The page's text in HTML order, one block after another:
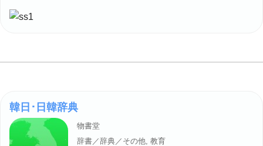
韓日･日韓辞典
物書堂
辞書／辞典／その他, 教育